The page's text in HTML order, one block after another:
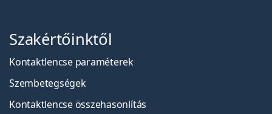
Szakértőinktől
Kontaktlencse paraméterek
Szembetegségek
Kontaktlencse összehasonlítás